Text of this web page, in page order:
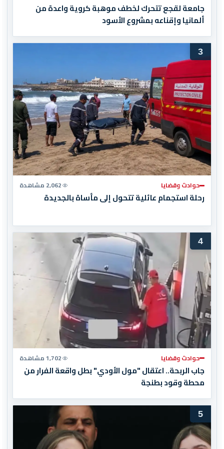
جامعة لقجع تتحرك لخطف موهبة كروية واعدة من
ألمانيا وإقناعه بمشروع الأسود
3
حوادث وقضايا 2,062 مشاهدة
رحلة استجمام عائلية تتحول إلى مأساة بالجديدة
4
حوادث وقضايا 1,702 مشاهدة
جاب الربحة.. اعتقال "مول الأودي" بطل واقعة الفرار من
محطة وقود بطنجة
5